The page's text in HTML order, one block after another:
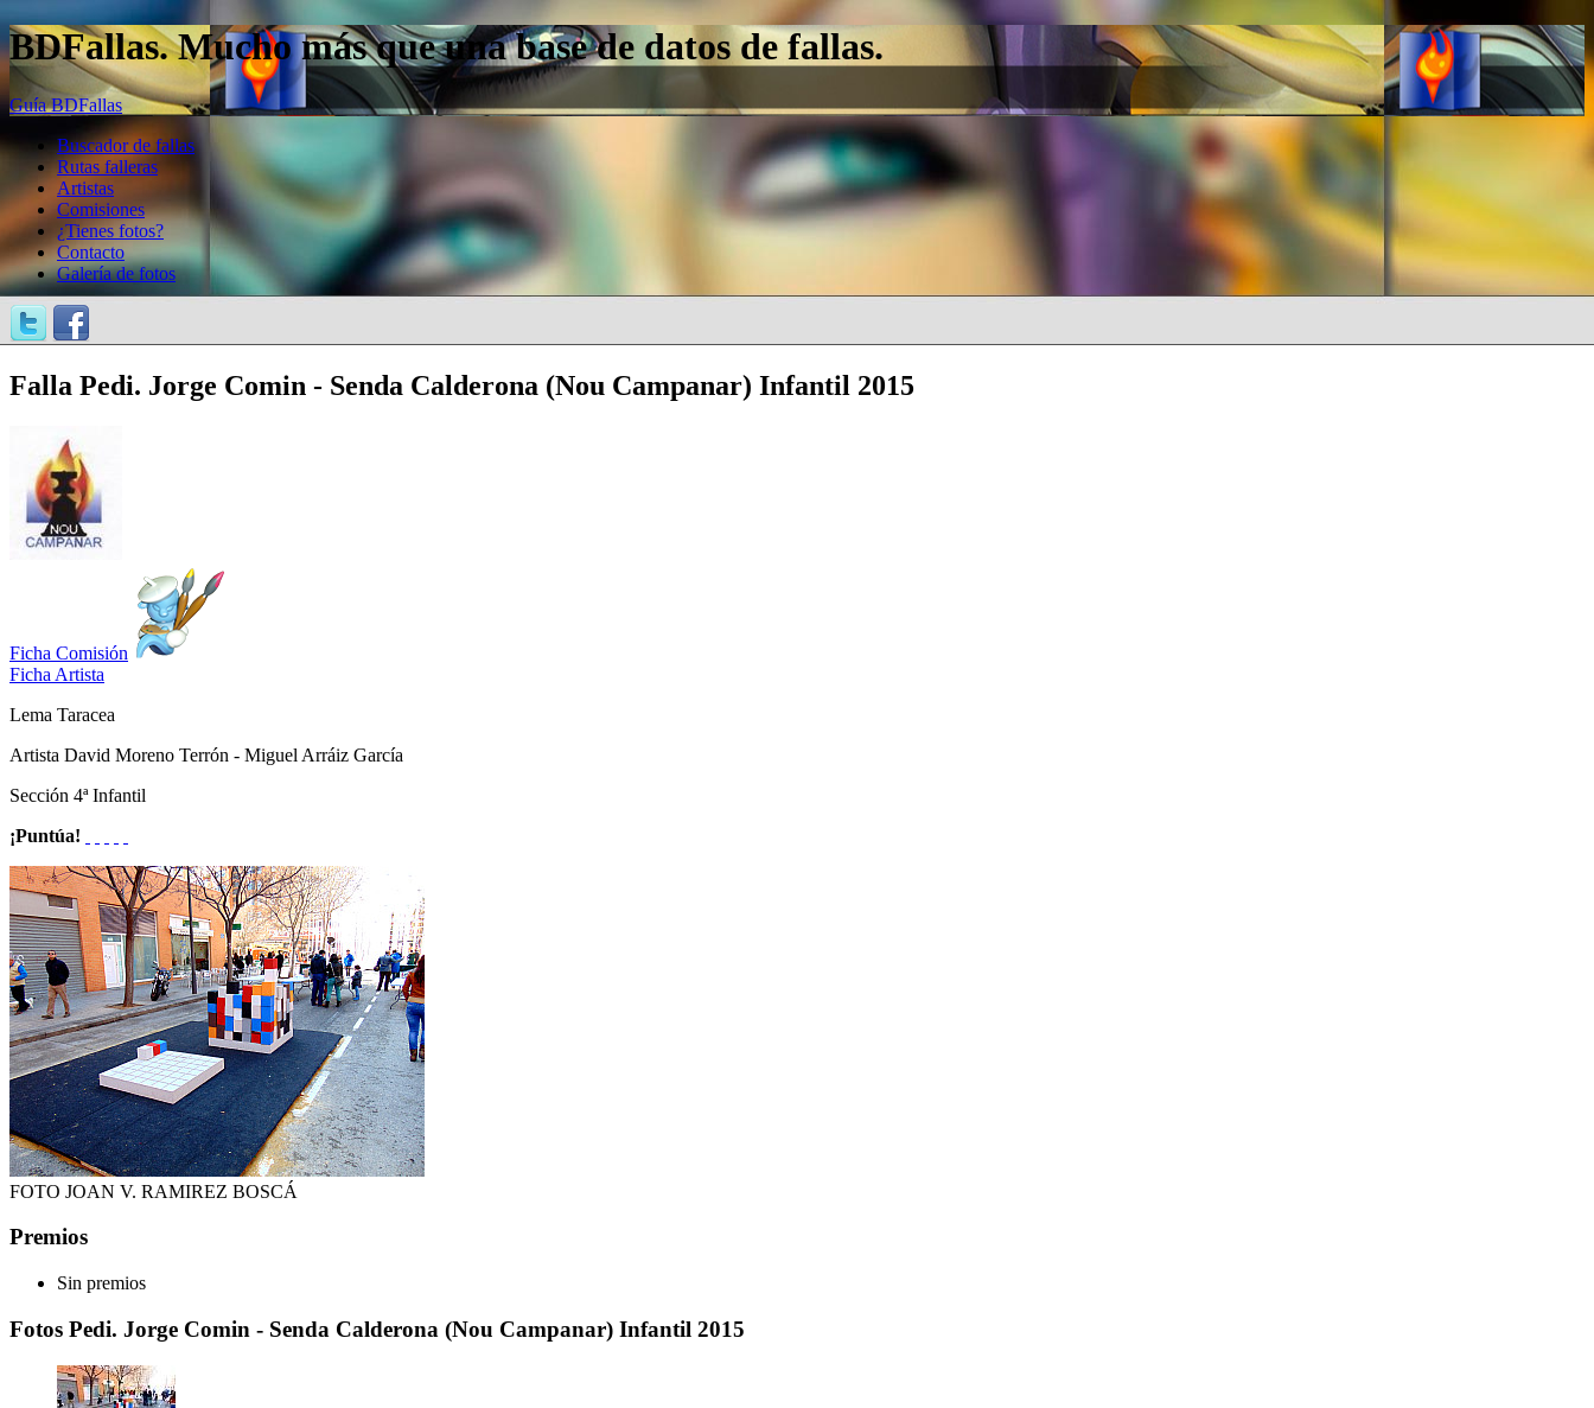
BDFallas. Mucho más que una base de datos de fallas.
Guía BDFallas
Buscador de fallas
Rutas falleras
Artistas
Comisiones
¿Tienes fotos?
Contacto
Galería de fotos
Falla Pedi. Jorge Comin - Senda Calderona (Nou Campanar) Infantil 2015
Ficha Comisión
Ficha Artista
Lema Taracea
Artista David Moreno Terrón - Miguel Arráiz García
Sección 4ª Infantil
¡Puntúa!
FOTO JOAN V. RAMIREZ BOSCÁ
Premios
Sin premios
Fotos Pedi. Jorge Comin - Senda Calderona (Nou Campanar) Infantil 2015